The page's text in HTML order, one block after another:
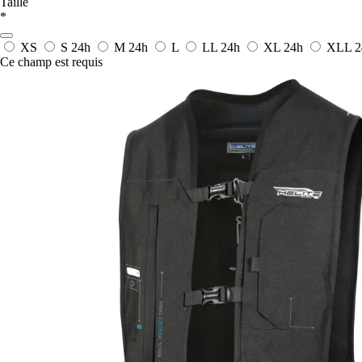
*
XS S 24h M 24h L LL 24h XL 24h XLL
Ce champ est requis